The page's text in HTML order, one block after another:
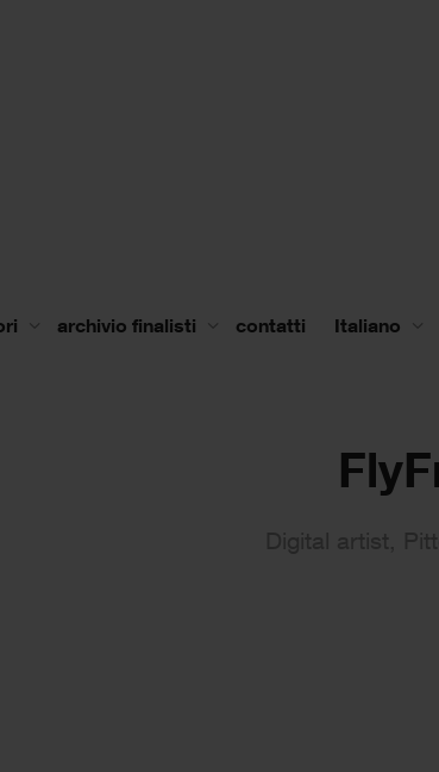
archivio finalisti contatti Italiano